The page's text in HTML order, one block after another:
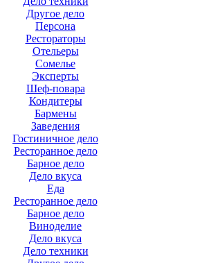
Другое дело
Персона
Рестораторы
Отельеры
Сомелье
Эксперты
Шеф-повара
Кондитеры
Бармены
Заведения
Гостиничное дело
Ресторанное дело
Барное дело
Дело вкуса
Еда
Ресторанное дело
Барное дело
Виноделие
Дело вкуса
Дело техники